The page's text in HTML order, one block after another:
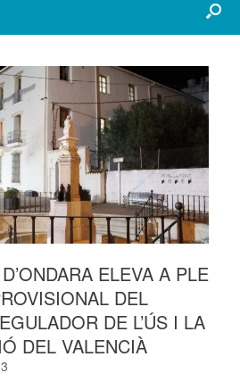
ELEVA A PLE
DEL
DE L’ÚS I LA
DEL VALENCIÀ